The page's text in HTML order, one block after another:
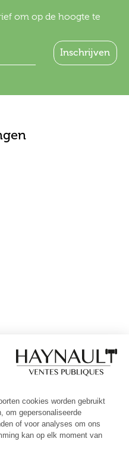
om op de hoogte te